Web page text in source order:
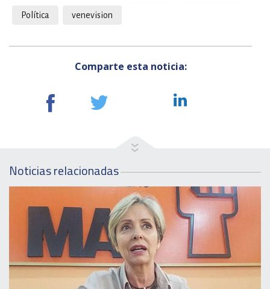
Política venevision
Comparte esta noticia:
Noticias relacionadas